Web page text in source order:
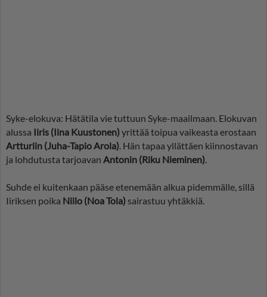
Syke-elokuva: Hätätila vie tuttuun Syke-maailmaan. Elokuvan
alussa Iiris (Iina Kuustonen)yrittää toipua vaikeasta erostaan
Artturiin (Juha-Tapio Arola) . Hän tapaa yllättäen kiinnostavan
ja lohdutusta tarjoavan Antonin (Riku Nieminen)
Suhde ei kuitenkaan pääse etenemään alkua pidemmälle, sillä
Iiriksen poika Niilo (Noa Tola) sairastuu yhtäkkiä.